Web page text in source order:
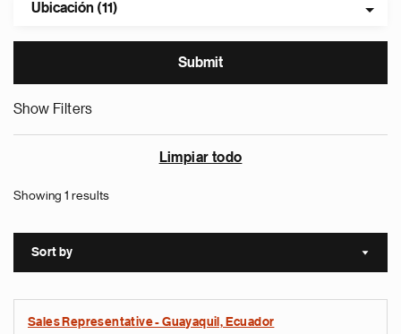
Ubicación (11)
Show Filters
Limpiar todo
Showing 1 results
Sort by Sort
Sales Representative - Guayaquil, Ecuador